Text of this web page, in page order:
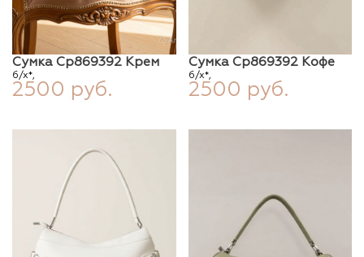
Сумка Ср869392 Крем
б/х*,
2500 руб.
Сумка Ср869392 Кофе
б/х*,
2500 руб.